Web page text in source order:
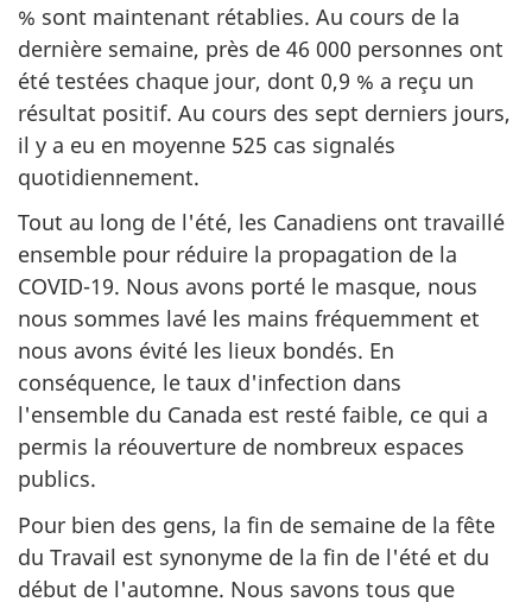
% sont maintenant rétablies. Au cours de la
dernière semaine, près de 46 000 personnes ont
été testées chaque jour, dont 0,9 % a reçu un
résultat positif. Au cours des sept derniers jours,
il y a eu en moyenne 525 cas signalés
quotidiennement.
Tout au long de l'été, les Canadiens ont travaillé
ensemble pour réduire la propagation de la
COVID-19. Nous avons porté le masque, nous
nous sommes lavé les mains fréquemment et
nous avons évité les lieux bondés. En
conséquence, le taux d'infection dans
l'ensemble du Canada est resté faible, ce qui a
permis la réouverture de nombreux espaces
publics.
Pour bien des gens, la fin de semaine de la fête
du Travail est synonyme de la fin de l'été et du
début de l'automne. Nous savons tous que